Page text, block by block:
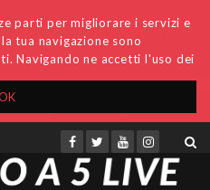
parti per migliorare i servizi e
tua navigazione sono
Navigando ne accetti l'uso dei
Redazione